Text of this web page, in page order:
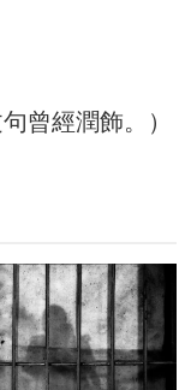
曾經潤飾。）